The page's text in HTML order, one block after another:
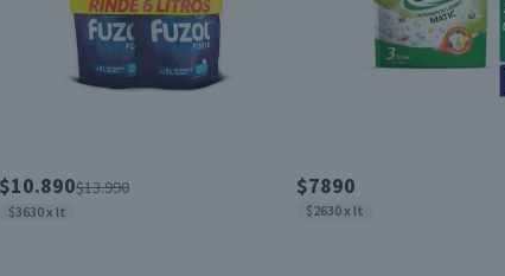
$10.890$13.990
$3630 x lt
$7890
$2630 x lt